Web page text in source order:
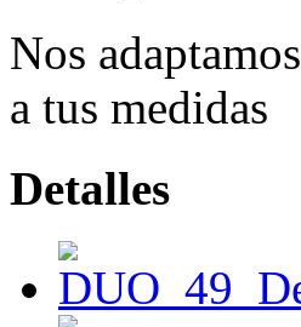
Nos adaptamos
a tus medidas
Detalles